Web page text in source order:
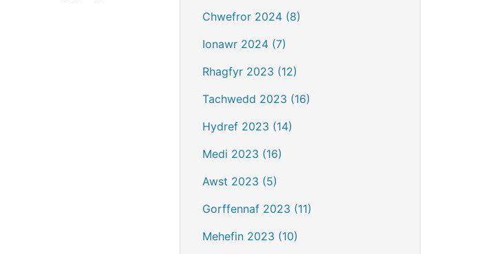
Chwefror 2024 (8)
Ionawr 2024 (7)
Rhagfyr 2023 (12)
Tachwedd 2023 (16)
Hydref 2023 (14)
Medi 2023 (16)
Awst 2023 (5)
Gorffennaf 2023 (11)
Mehefin 2023 (10)